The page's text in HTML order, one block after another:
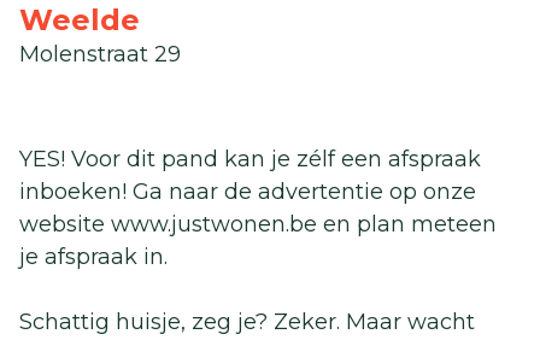
Weelde
Molenstraat 29
YES! Voor dit pand kan je zélf een afspraak
inboeken! Ga naar de advertentie op onze
website www.justwonen.be en plan meteen
je afspraak in.
Schattig huisje, zeg je? Zeker. Maar wacht